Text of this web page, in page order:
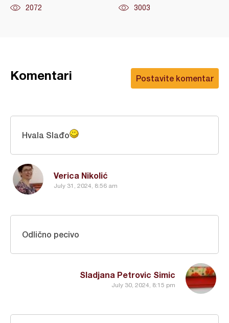
2072 3003
Postavite komentar
Komentari
Verica Nikolić
July 31, 2024, 8:56 am
Hvala Slađo
Sladjana Petrovic Simic
July 30, 2024, 8:15 pm
Odlično pecivo